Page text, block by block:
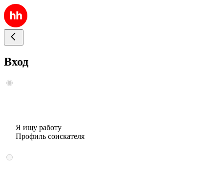
Вход
Я ищу работу
Профиль соискателя